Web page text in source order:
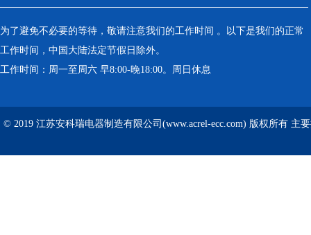
为了避免不必要的等待，敬请注意我们的工作时间 。以下是我们的正常
工作时间，中国大陆法定节假日除外。
工作时间：周一至周六 早8:00-晚18:00。周日休息
© 2019 江苏安科瑞电器制造有限公司(www.acrel-ecc.com) 版权所有 主